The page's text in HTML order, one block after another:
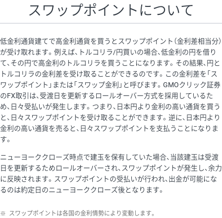
スワップポイントについて
低金利通貨建てで高金利通貨を買うとスワップポイント（金利差相当分）
が受け取れます。例えば、トルコリラ/円買いの場合、低金利の円を借り
て、その円で高金利のトルコリラを買うことになります。その結果、円と
トルコリラの金利差を受け取ることができるのです。この金利差を「ス
ワップポイント」または「スワップ金利」と呼びます。GMOクリック証券
のFX取引は、受渡日を更新するロールオーバー方式を採用しているた
め、日々受払いが発生します。つまり、日本円より金利の高い通貨を買う
と、日々スワップポイントを受け取ることができます。逆に、日本円より
金利の高い通貨を売ると、日々スワップポイントを支払うことになりま
す。
ニューヨーククローズ時点で建玉を保有していた場合、当該建玉は受渡
日を更新するためロールオーバーされ、スワップポイントが発生し、余力
に反映されます。スワップポイントの受払いが行われ、出金が可能にな
るのは約定日のニューヨーククローズ後となります。
※ スワップポイントは各国の金利情勢により変動します。